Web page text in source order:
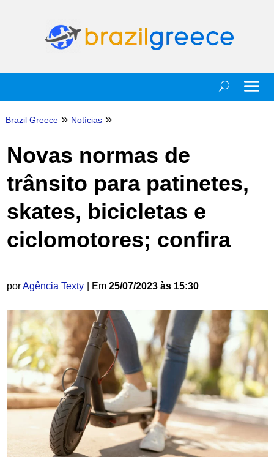
Brazil Greece » Notícias »
Novas normas de
trânsito para patinetes,
skates, bicicletas e
ciclomotores; confira
porAgência Texty | Em 25/07/2023 às 15:30